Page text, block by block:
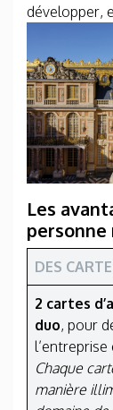
développer,
Les
DES
2 cartes
duo, pour
l’entreprise
Chaque
manière